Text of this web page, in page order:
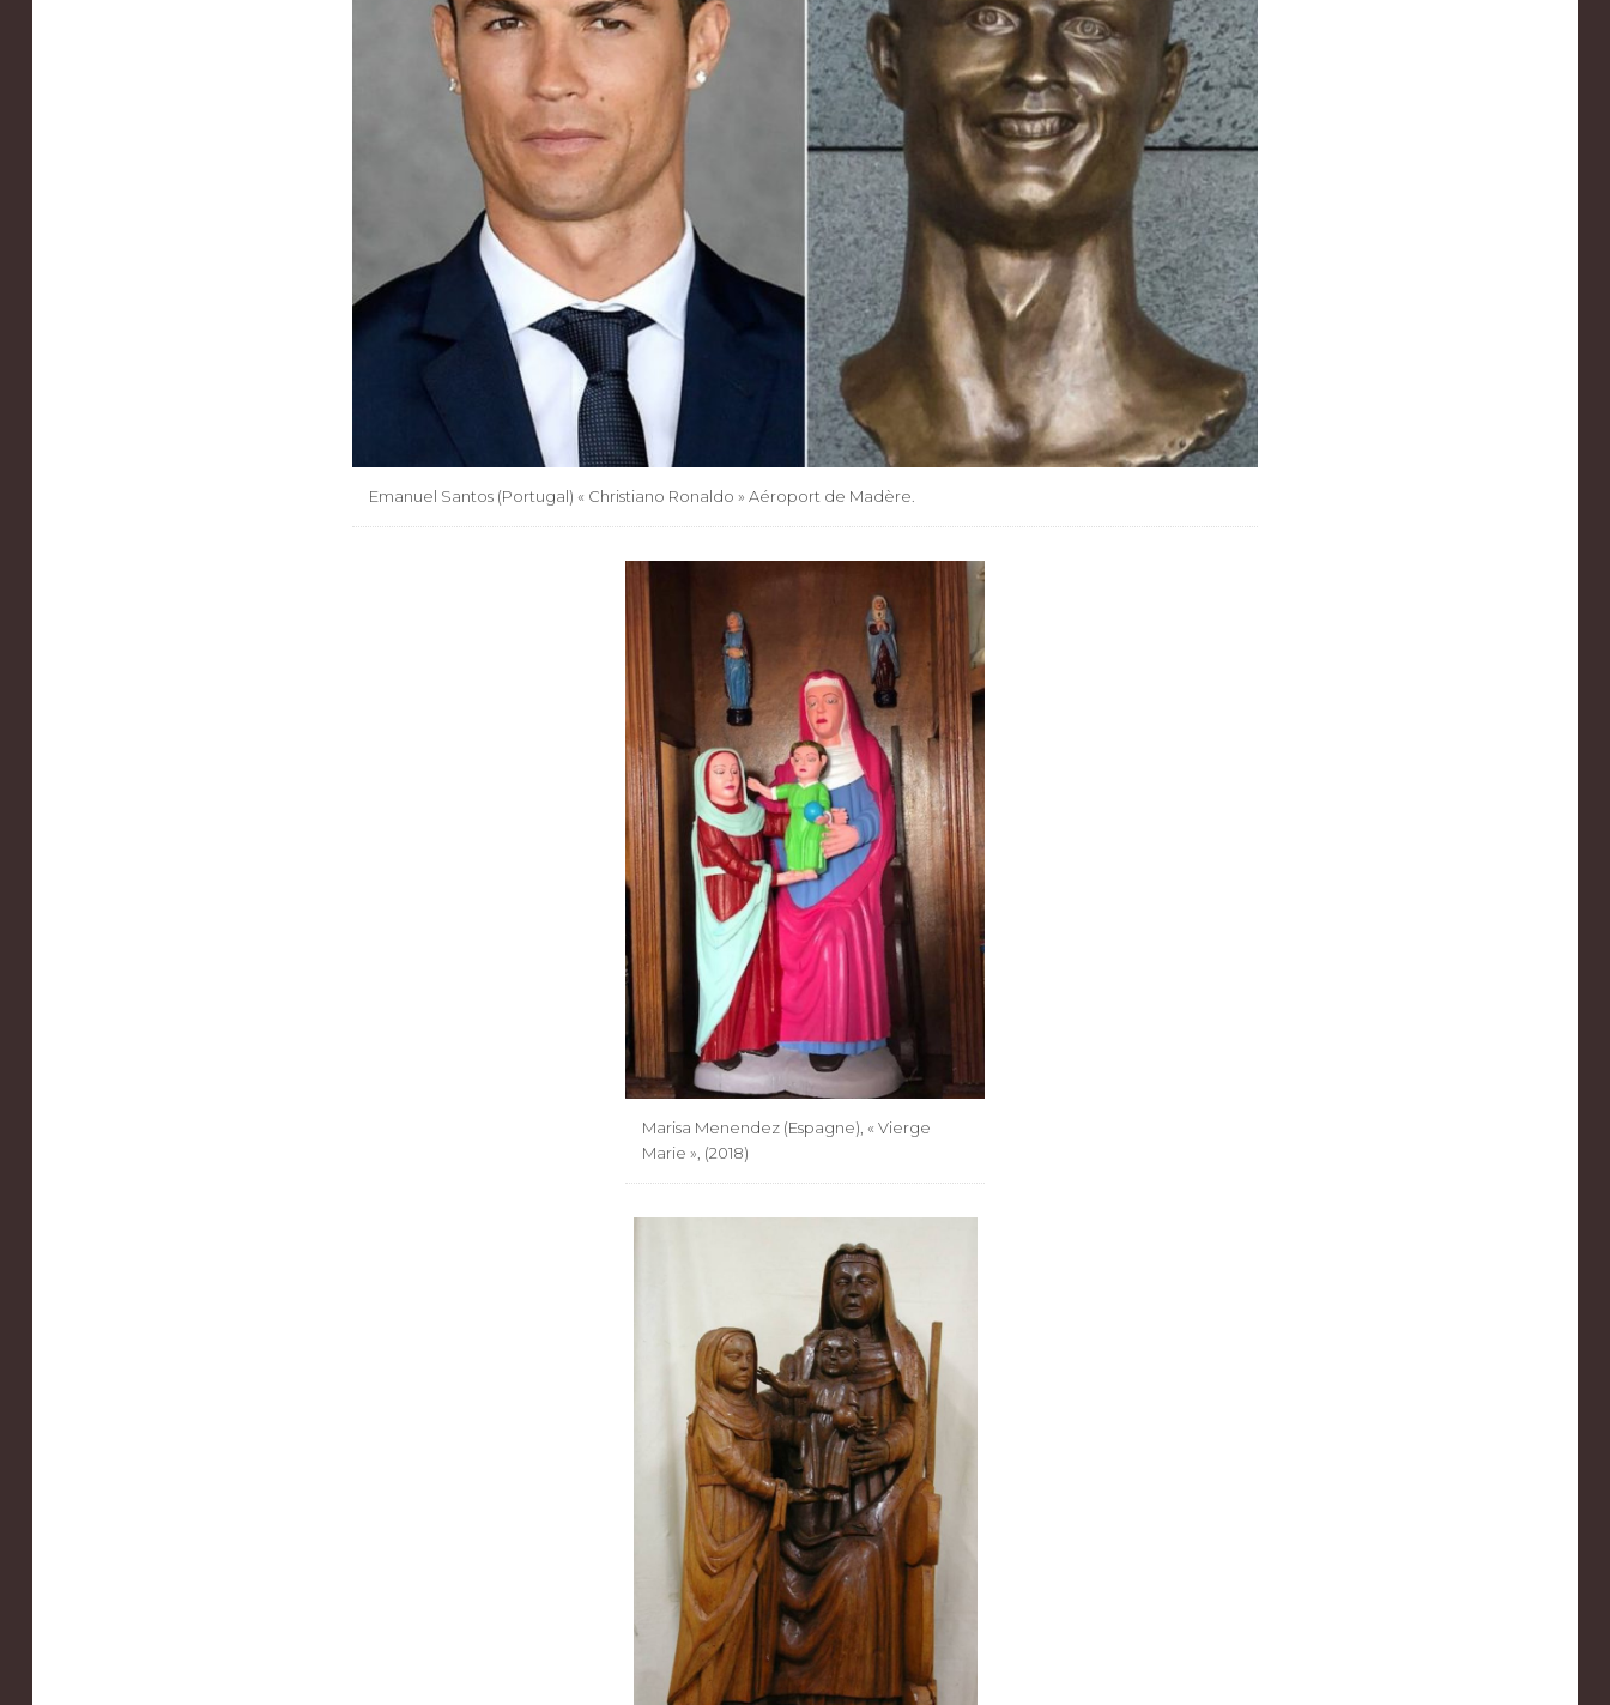
Emanuel Santos (Portugal) « Christiano Ronaldo » Aéroport de Madère.
Marisa Menendez (Espagne), « Vierge
Marie », (2018)